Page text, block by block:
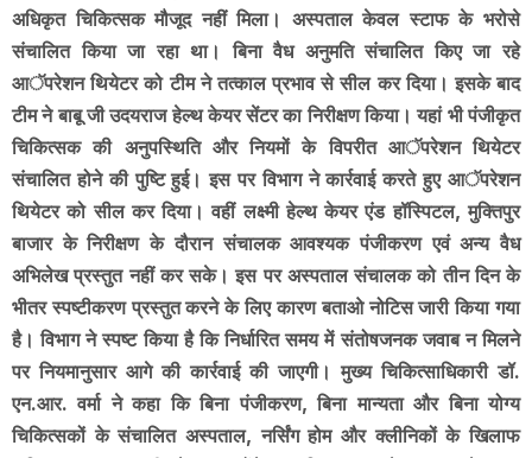
अधिकृत चिकित्सक मौजूद नहीं मिला। अस्पताल केवल स्टाफ के भरोसे
संचालित किया जा रहा था। बिना वैध अनुमति संचालित किए जा रहे
आॅपरेशन थियेटर को टीम ने तत्काल प्रभाव से सील कर दिया। इसके बाद
टीम ने बाबू जी उदयराज हेल्थ केयर सेंटर का निरीक्षण किया। यहां भी पंजीकृत
चिकित्सक की अनुपस्थिति और नियमों के विपरीत आॅपरेशन थियेटर
संचालित होने की पुष्टि हुई। इस पर विभाग ने कार्रवाई करते हुए आॅपरेशन
थियेटर को सील कर दिया। वहीं लक्ष्मी हेल्थ केयर एंड हॉस्पिटल, मुक्तिपुर
बाजार के निरीक्षण के दौरान संचालक आवश्यक पंजीकरण एवं अन्य वैध
अभिलेख प्रस्तुत नहीं कर सके। इस पर अस्पताल संचालक को तीन दिन के
भीतर स्पष्टीकरण प्रस्तुत करने के लिए कारण बताओ नोटिस जारी किया गया
है। विभाग ने स्पष्ट किया है कि निर्धारित समय में संतोषजनक जवाब न मिलने
पर नियमानुसार आगे की कार्रवाई की जाएगी। मुख्य चिकित्साधिकारी डॉ.
एन.आर. वर्मा ने कहा कि बिना पंजीकरण, बिना मान्यता और बिना योग्य
चिकित्सकों के संचालित अस्पताल, नर्सिंग होम और क्लीनिकों के खिलाफ